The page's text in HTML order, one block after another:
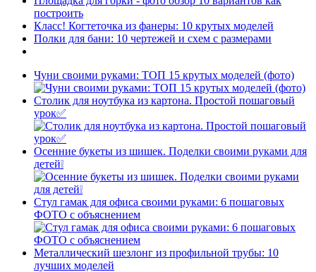
построить
Класс! Когтеточка из фанеры: 10 крутых моделей
Полки для бани: 10 чертежей и схем с размерами
Чуни своими руками: ТОП 15 крутых моделей (фото)
Столик для ноутбука из картона. Простой пошаговый
урок✅
Осенние букеты из шишек. Поделки своими руками для
детей❕
Стул гамак для офиса своими руками: 6 пошаговых
ФОТО с объяснением
Металлический шезлонг из профильной трубы: 10
лучших моделей